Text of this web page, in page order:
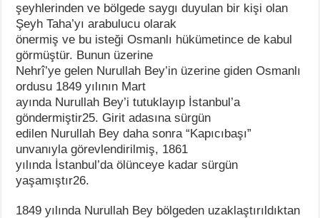
şeyhlerinden ve bölgede saygı duyulan bir kişi olan
Şeyh Taha’yı arabulucu olarak
önermiş ve bu isteği Osmanlı hükümetince de kabul
görmüştür. Bunun üzerine
Nehrî’ye gelen Nurullah Bey’in üzerine giden Osmanlı
ordusu 1849 yılının Mart
ayında Nurullah Bey’i tutuklayıp İstanbul’a
göndermiştir25. Girit adasına sürgün
edilen Nurullah Bey daha sonra “Kapıcıbaşı”
unvanıyla görevlendirilmiş, 1861
yılında İstanbul’da ölünceye kadar sürgün
yaşamıştır26.
1849 yılında Nurullah Bey bölgeden uzaklaştırıldıktan